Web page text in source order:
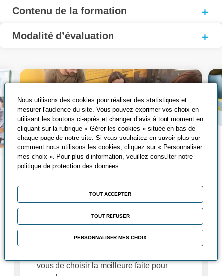
Contenu de la formation
Modalité d’évaluation
Nos solutions de
formation
Fidèles à nos objectifs d'adaptation à vos
besoins, nous avons de nombreuses
solutions de formations à vous proposer :
Les formations essentielles, sur-mesure,
vous de choisir la meilleure faite pour
Nous utilisons des cookies pour réaliser des statistiques et
mesurer l'audience du site. Vous pouvez exprimer vos choix en
utilisant les boutons ci-après et changer d’avis à tout moment en
cliquant sur la rubrique « Gérer les cookies » située en bas de
chaque page de notre site. Si vous souhaitez en savoir plus sur
comment nous utilisons les cookies, cliquez sur « Personnaliser
mes choix ». Pour plus d’information, veuillez consulter notre
politique de protection des données.
TOUT ACCEPTER
TOUT REFUSER
PERSONNALISER MES CHOIX